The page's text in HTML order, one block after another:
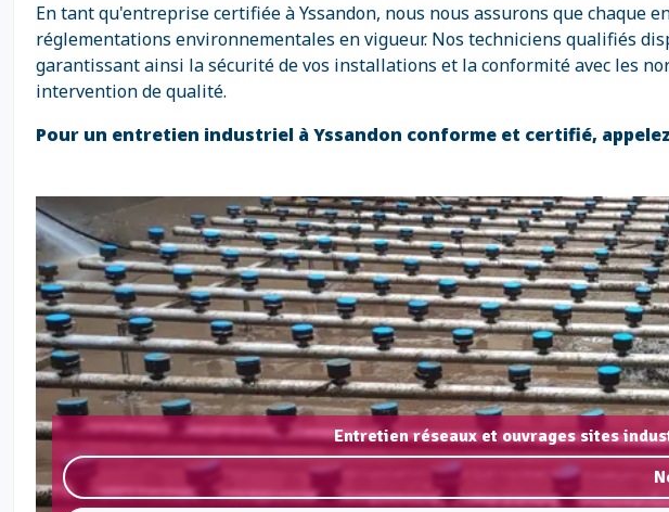
En tant qu'entreprise certifiée à Yssandon, nous nous assurons que
réglementations environnementales en vigueur. Nos techniciens qualifiés
garantissant ainsi la sécurité de vos installations et la conformité avec les
intervention de qualité.
Pour un entretien industriel à Yssandon conforme et certifié,
Entretien réseaux et ouvrages sites